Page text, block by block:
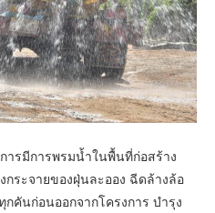
ารมีการพรมน้ำในพื้นที่ก่อสร้าง
กระจายของฝุ่นละออง ฉีดล้างล้อ
คันก่อนออกจากโครงการ บำรุง